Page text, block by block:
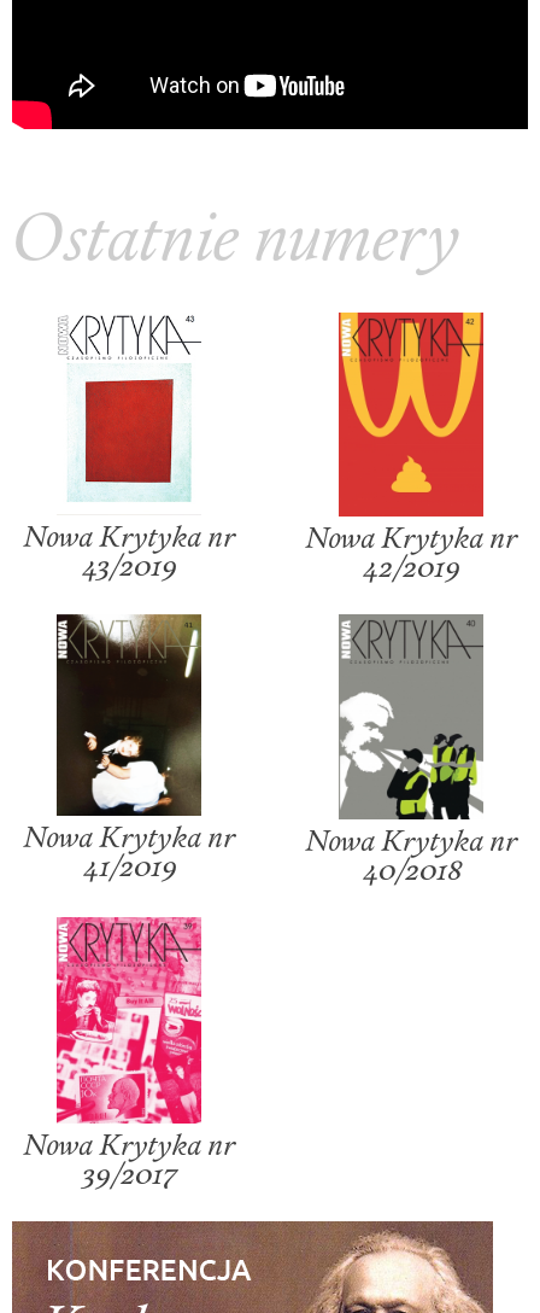
Ostatnie numery
Nowa Krytyka nr
43/2019
Nowa Krytyka nr
42/2019
Nowa Krytyka nr
41/2019
Nowa Krytyka nr
40/2018
Nowa Krytyka nr
39/2017